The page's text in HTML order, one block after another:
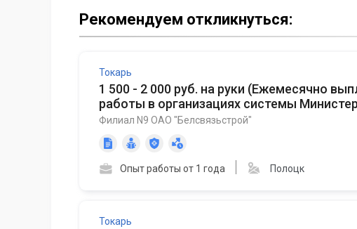
Рекомендуем откликнуться:
Токарь
1 500 - 2 000 руб. на руки (Ежемесячно
работы в организациях системы
Филиал N9 ОАО "Белсвязьстрой"
Опыт работы от 1 года Полоцк
Токарь